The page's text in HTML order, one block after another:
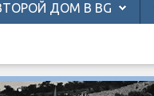
ДОМ В BG